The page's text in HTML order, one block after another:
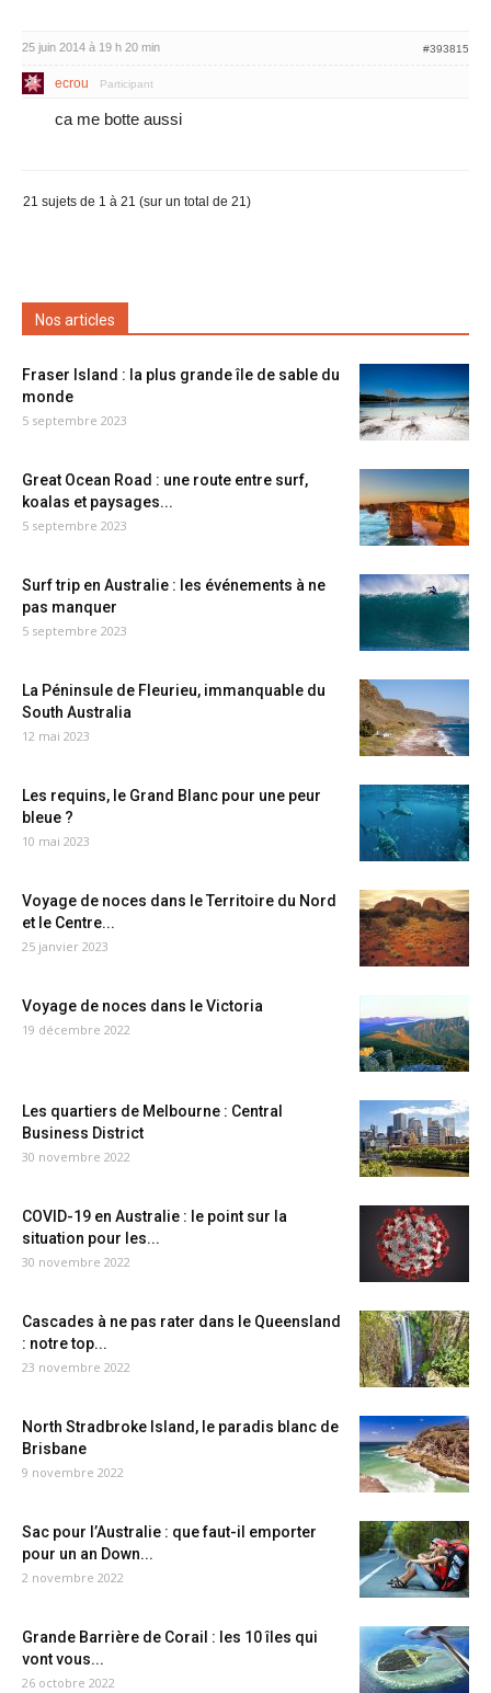
25 juin 2014 à 19 h 20 min #393815
ecrou Participant
ca me botte aussi
21 sujets de 1 à 21 (sur un total de 21)
Nos articles
Fraser Island : la plus grande île de sable du
monde
5 septembre 2023
Great Ocean Road : une route entre surf,
koalas et paysages...
5 septembre 2023
Surf trip en Australie : les événements à ne
pas manquer
5 septembre 2023
La Péninsule de Fleurieu, immanquable du
South Australia
12 mai 2023
Les requins, le Grand Blanc pour une peur
bleue ?
10 mai 2023
Voyage de noces dans le Territoire du Nord
et le Centre...
25 janvier 2023
Voyage de noces dans le Victoria
19 décembre 2022
Les quartiers de Melbourne : Central
Business District
30 novembre 2022
COVID-19 en Australie : le point sur la
situation pour les...
30 novembre 2022
Cascades à ne pas rater dans le Queensland
: notre top...
23 novembre 2022
North Stradbroke Island, le paradis blanc de
Brisbane
9 novembre 2022
Sac pour l’Australie : que faut-il emporter
pour un an Down...
2 novembre 2022
Grande Barrière de Corail : les 10 îles qui
vont vous...
26 octobre 2022